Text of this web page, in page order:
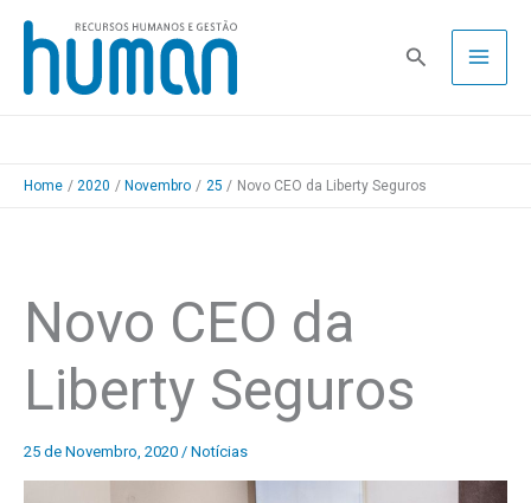
Skip
content
Pesquisa
Home 2020 Novembro 25 Novo CEO da Liberty Seguros
Novo CEO da
Liberty Seguros
25 de Novembro, 2020 / Notícias